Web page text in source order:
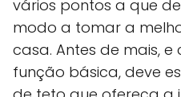
vários pontos a que
modo a tomar a
casa. Antes de mais,
função básica, deve